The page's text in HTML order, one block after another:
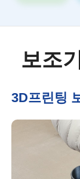
보조
3D프린팅